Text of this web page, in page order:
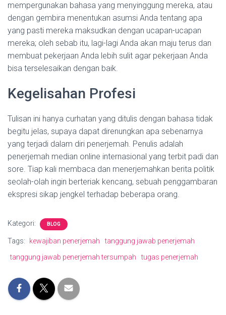
mempergunakan bahasa yang menyinggung mereka, atau
dengan gembira menentukan asumsi Anda tentang apa
yang pasti mereka maksudkan dengan ucapan-ucapan
mereka; oleh sebab itu, lagi-lagi Anda akan maju terus dan
membuat pekerjaan Anda lebih sulit agar pekerjaan Anda
bisa terselesaikan dengan baik.
Kegelisahan Profesi
Tulisan ini hanya curhatan yang ditulis dengan bahasa tidak
begitu jelas, supaya dapat direnungkan apa sebenarnya
yang terjadi dalam diri penerjemah. Penulis adalah
penerjemah median online internasional yang terbit padi dan
sore. Tiap kali membaca dan menerjemahkan berita politik
seolah-olah ingin berteriak kencang, sebuah penggambaran
ekspresi sikap jengkel terhadap beberapa orang.
Kategori: BLOG
Tags: kewajiban penerjemah
tanggung jawab penerjemah
tanggung jawab penerjemah tersumpah
tugas penerjemah